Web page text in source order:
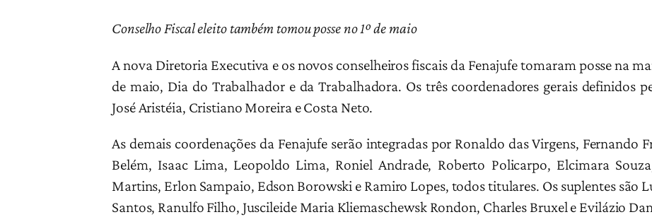
Conselho Fiscal eleito também tomou posse no 1º de maio
A nova Diretoria Executiva e os novos conselheiros fiscais da Fenajufe tomaram posse na
de maio, Dia do Trabalhador e da Trabalhadora. Os três coordenadores gerais definidos
José Aristéia, Cristiano Moreira e Costa Neto.
As demais coordenações da Fenajufe serão integradas por Ronaldo das Virgens, Fernando
Belém, Isaac Lima, Leopoldo Lima, Roniel Andrade, Roberto Policarpo, Elcimara
Martins, Erlon Sampaio, Edson Borowski e Ramiro Lopes, todos titulares. Os suplentes são
Santos, Ranulfo Filho, Juscileide Maria Kliemaschewsk Rondon, Charles Bruxel e Evilázio